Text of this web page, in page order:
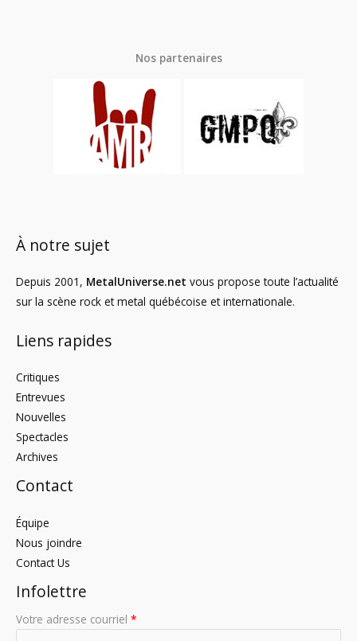
Nos partenaires
À notre sujet
Depuis 2001, MetalUniverse.net vous propose toute l’actualité
sur la scène rock et metal québécoise et internationale.
Liens rapides
Critiques
Entrevues
Nouvelles
Spectacles
Archives
Contact
Équipe
Nous joindre
Contact Us
Infolettre
Votre adresse courriel *